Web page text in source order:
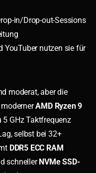
in/Drop-out-Sessions
YouTuber nutzen sie für
moderat, aber die
modernerAMD Ryzen 9
GHz Taktfrequenz
selbst bei 32+
DDR5 ECC RAM
schnellerNVMe SSD-